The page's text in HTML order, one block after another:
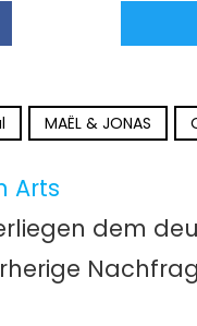
MAËL & JONAS
Arts
dem